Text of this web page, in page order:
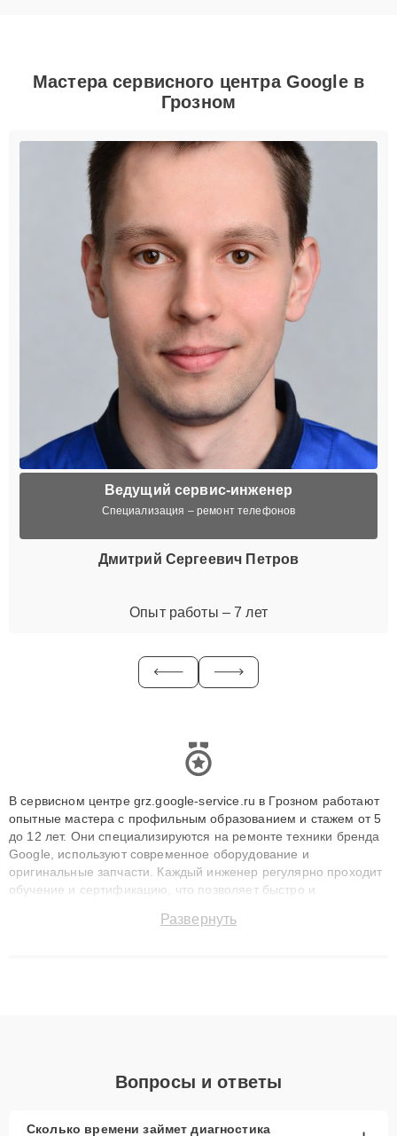
Мастера сервисного центра Google в
Грозном
Ведущий сервис-инженер
Специализация – ремонт телефонов
Дмитрий Сергеевич Петров
Опыт работы – 7 лет
В сервисном центре grz.google-service.ru в Грозном работают
опытные мастера с профильным образованием и стажем от 5
до 12 лет. Они специализируются на ремонте техники бренда
Google, используют современное оборудование и
оригинальные запчасти. Каждый инженер регулярно проходит
обучение и сертификацию, что позволяет быстро и
сохранением гарантии до 3 лет. Наши мастера решают
Развернуть
Вопросы и ответы
Сколько времени займет диагностика